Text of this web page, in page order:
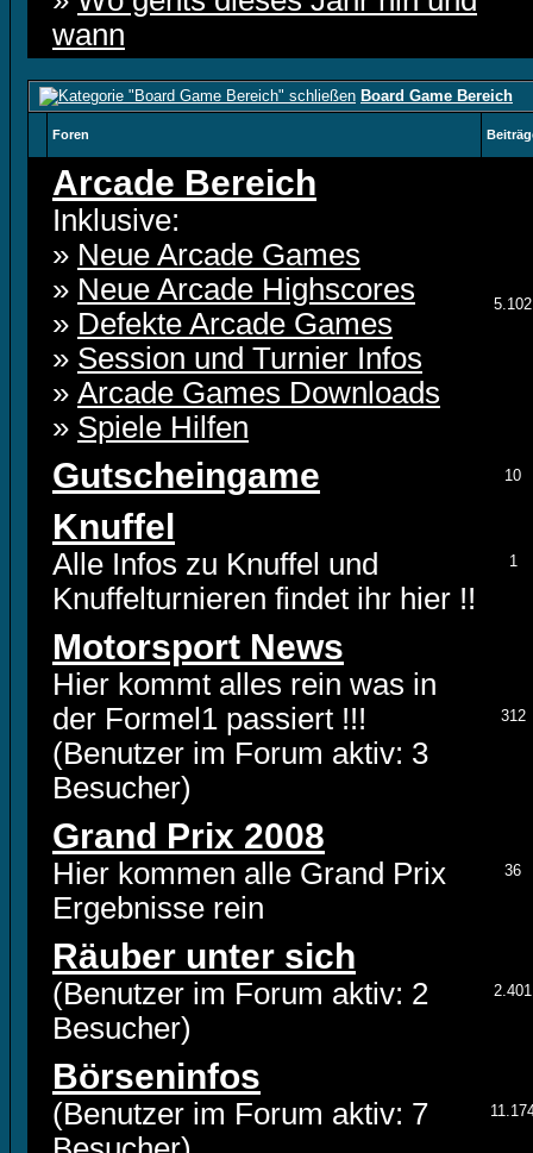
wann
Board Game Bereich
Foren
Arcade Bereich
Inklusive:
» Neue Arcade Games
» Neue Arcade Highscores
» Defekte Arcade Games
» Session und Turnier Infos
» Arcade Games Downloads
» Spiele Hilfen
5.102
Gutscheingame 10
Knuffel
Alle Infos zu Knuffel und
Knuffelturnieren findet ihr hier !!
1
Motorsport News
Hier kommt alles rein was in
der Formel1 passiert !!!
(Benutzer im Forum aktiv: 3
Besucher)
312
Grand Prix 2008
Hier kommen alle Grand Prix
Ergebnisse rein
36
Räuber unter sich
(Benutzer im Forum aktiv: 2
Besucher)
2.401
Börseninfos
(Benutzer im Forum aktiv: 7